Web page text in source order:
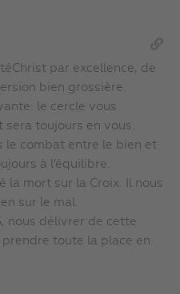
par excellence, de
bien grossière.
le cercle vous
sera toujours en vous.
le combat entre le bien et
à l’équilibre.
la mort sur la Croix. Il nous
sur le mal.
nous délivrer de cette
toute la place en